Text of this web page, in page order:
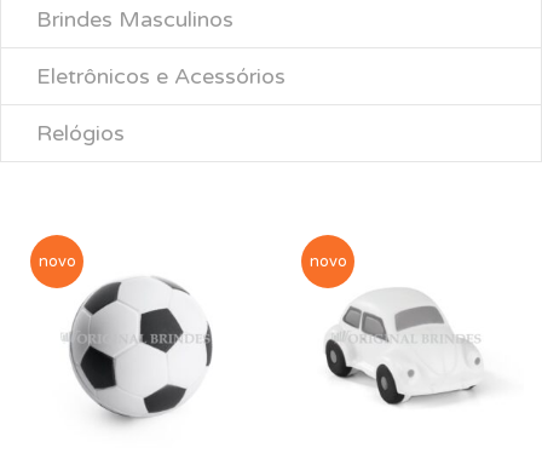
Brindes Masculinos
Eletrônicos e Acessórios
Relógios
novo novo